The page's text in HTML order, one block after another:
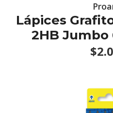
Lápices
2HB Jumbo